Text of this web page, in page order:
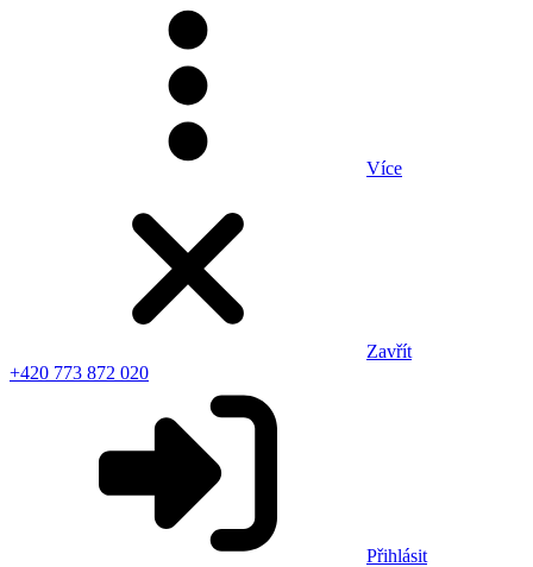
Více
Zavřít
+420 773 872 020
Přihlásit